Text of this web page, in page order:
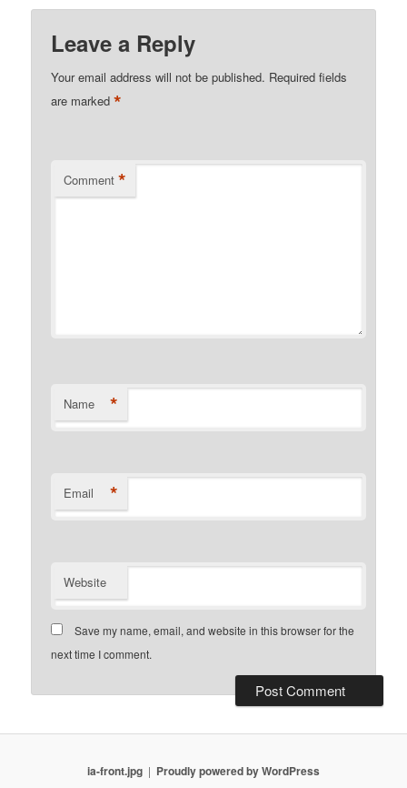
Leave a Reply
Your email address will not be published. Required fields
are marked*
Comment *
Name *
Email *
Website
Save my name, email, and website in this browser for the
next time I comment.
ia-front.jpg Proudly powered by WordPress